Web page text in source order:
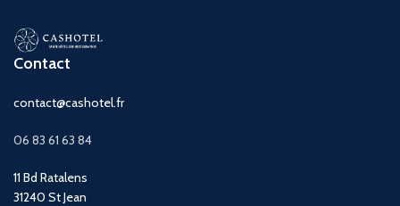
Contact
contact@cashotel.fr
06 83 61 63 84
11 Bd Ratalens
31240 St Jean